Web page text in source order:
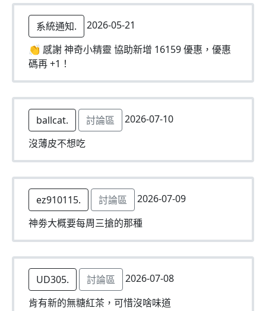
系統通知.
2026-05-21
👏 感謝 神奇小精靈 協助新增 16159 優惠，優惠
碼再 +1！
ballcat. 討論區
2026-07-10
沒薄皮不想吃
ez910115. 討論區
2026-07-09
神劵大概要每周三搶的那種
UD305. 討論區
2026-07-08
肯有新的無糖紅茶，可惜沒啥味道